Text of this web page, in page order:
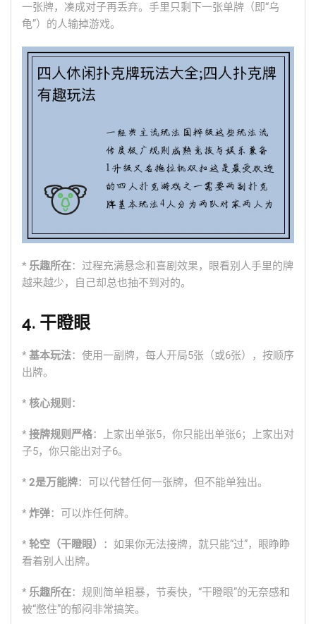
一张牌，凑成对子再丢弃。手里只剩下一张单牌（即“乌
龟”）的人输掉游戏。
* 乐趣所在：过程充满悬念和喜剧效果，眼看别人手里的牌
越来越少，自己却总也抽不到对的。
4. 干瞪眼
* 基本玩法：使用一副牌，每人开局5张（或6张），按顺序
出牌。
* 核心规则 ：
* 接牌规则严格：上家出单张5，你只能出单张6；上家出对
子5，你只能出对子6。
* 2是万能牌：可以代替任何一张牌，但不能单独出。
* 炸弹：可以炸任何牌。
* 轮空（干瞪眼）
：如果你无法接牌，就只能“过”，眼睁睁
看着别人出牌。
* 乐趣所在：规则简单粗暴，节奏快，“干瞪眼”的无奈感和
被“憋住”的郁闷非常搞笑。